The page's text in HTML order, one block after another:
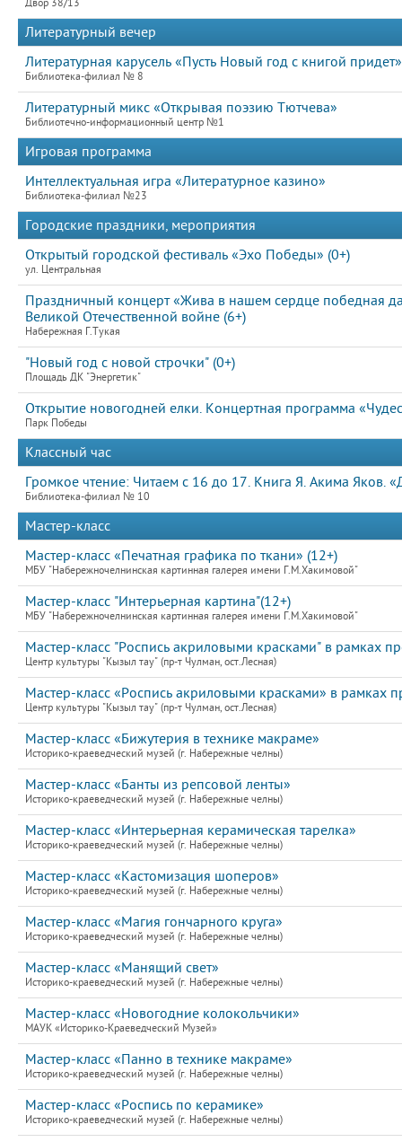
Двор 38/13
Литературный вечер
Литературная карусель «Пусть Новый год с книгой
Библиотека-филиал № 8
Литературный микс «Открывая поэзию Тютчева»
Библиотечно-информационный центр №1
Игровая программа
Интеллектуальная игра «Литературное казино»
Библиотека-филиал №23
Городские праздники, мероприятия
Открытый городской фестиваль «Эхо Победы» (0+)
ул. Центральная
Праздничный концерт «Жива в нашем сердце победная
Великой Отечественной войне (6+)
Набережная Г.Тукая
"Новый год с новой строчки" (0+)
Площадь ДК "Энергетик"
Открытие новогодней елки. Концертная программа
Парк Победы
Классный час
Громкое чтение: Читаем с 16 до 17. Книга Я. Акима Яков.
Библиотека-филиал № 10
Мастер-класс
Мастер-класс «Печатная графика по ткани» (12+)
МБУ "Набережночелнинская картинная галерея имени Г.М.Хакимовой"
Мастер-класс "Интерьерная картина"(12+)
МБУ "Набережночелнинская картинная галерея имени Г.М.Хакимовой"
Мастер-класс "Роспись акриловыми красками" в рамках
Центр культуры "Кызыл тау" (пр-т Чулман, ост.Лесная)
Мастер-класс «Роспись акриловыми красками» в рамках
Центр культуры "Кызыл тау" (пр-т Чулман, ост.Лесная)
Мастер-класс «Бижутерия в технике макраме»
Историко-краеведческий музей (г. Набережные челны)
Мастер-класс «Банты из репсовой ленты»
Историко-краеведческий музей (г. Набережные челны)
Мастер-класс «Интерьерная керамическая тарелка»
Историко-краеведческий музей (г. Набережные челны)
Мастер-класс «Кастомизация шоперов»
Историко-краеведческий музей (г. Набережные челны)
Мастер-класс «Магия гончарного круга»
Историко-краеведческий музей (г. Набережные челны)
Мастер-класс «Манящий свет»
Историко-краеведческий музей (г. Набережные челны)
Мастер-класс «Новогодние колокольчики»
МАУК «Историко-Краеведческий Музей»
Мастер-класс «Панно в технике макраме»
Историко-краеведческий музей (г. Набережные челны)
Мастер-класс «Роспись по керамике»
Историко-краеведческий музей (г. Набережные челны)